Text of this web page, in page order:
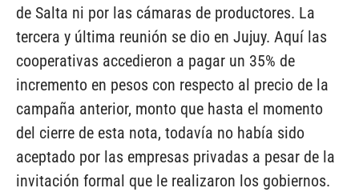
de Salta ni por las cámaras de productores. La
tercera y última reunión se dio en Jujuy. Aquí las
cooperativas accedieron a pagar un 35% de
incremento en pesos con respecto al precio de la
campaña anterior, monto que hasta el momento
del cierre de esta nota, todavía no había sido
aceptado por las empresas privadas a pesar de la
invitación formal que le realizaron los gobiernos.